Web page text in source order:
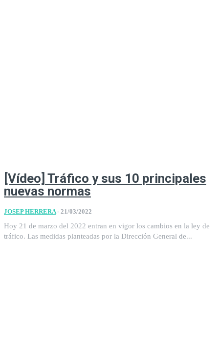
[Vídeo] Tráfico y sus 10 principales
nuevas normas
JOSEP HERRERA - 21/03/2022
Hoy 21 de marzo del 2022 entran en vigor los cambios en la ley de
tráfico. Las medidas planteadas por la Dirección General de...